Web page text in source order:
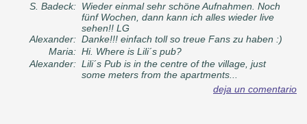
S. Badeck: Wieder einmal sehr schöne Aufnahmen. Noch
fünf Wochen, dann kann ich alles wieder live
sehen!! LG
Alexander: Danke!!! einfach toll so treue Fans zu haben :)
Maria: Hi. Where is Lili´s pub?
Alexander: Lili´s Pub is in the centre of the village, just
some meters from the apartments...
deja un comentario